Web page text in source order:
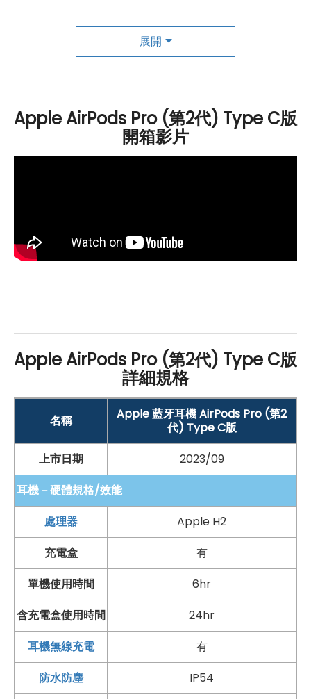
旅
AirPods Pro (第 2 代)Type C版 重新設計的內向
式麥克風結合了後置透氣孔和語音增強演算法，使通話聲
式」可將噪音降至最低，讓你能清楚聽到周圍環境的聲
用體驗。無論是日常使用還是通話，它都能帶來出色的音
效和方便的操作。
展開
Apple AirPods Pro (第2代) Type C版
開箱影片
Apple AirPods Pro (第2代) Type C版
詳細規格
名稱
Apple 藍牙耳機 AirPods Pro (第2
代) Type C版
上市日期
2023/09
耳機－硬體規格/效能
處理器
Apple H2
充電盒
有
單機使用時間
6hr
含充電盒使用時間
24hr
耳機無線充電
有
防水防塵
IP54